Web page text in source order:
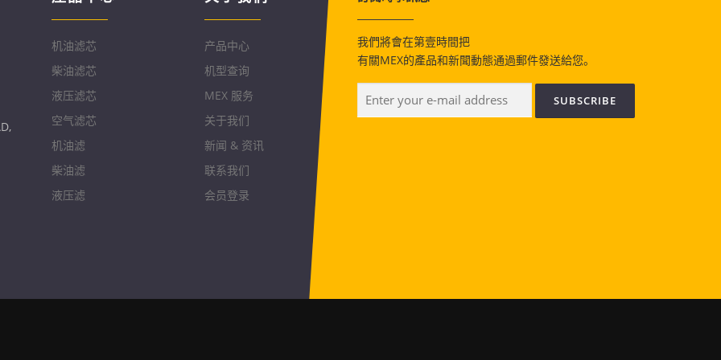
机油滤芯
柴油滤芯
液压滤芯
空气滤芯
机油滤
柴油滤
液压滤
产品中心
机型查询
MEX 服务
关于我们
新闻 & 资讯
联系我们
会员登录
我們將會在第壹時間把
有關MEX的產品和新聞動態通過郵件發送給您。